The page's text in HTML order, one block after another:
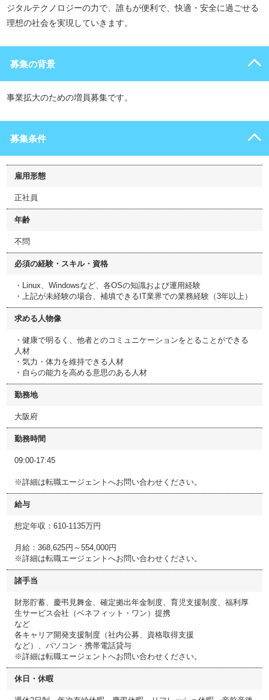
ジタルテクノロジーの力で、誰もが便利で、快適・安全に過ごせる
理想の社会を実現していきます。
募集の背景
事業拡大のための増員募集です。
募集条件
雇用形態
正社員
年齢
不問
必須の経験・スキル・資格
・Linux、Windowsなど、各OSの知識および運用経験
・上記が未経験の場合、補填できるIT業界での業務経験（3年以上）
求める人物像
・健康で明るく、他者とのコミュニケーションをとることができる
人材
・気力・体力を維持できる人材
・自らの能力を高める意思のある人材
勤務地
大阪府
勤務時間
09:00-17:45
※詳細は転職エージェントへお問い合わせください。
給与
想定年収：610-1135万円
月給：368,625円～554,000円
※詳細は転職エージェントへお問い合わせください。
諸手当
財形貯蓄、慶弔見舞金、確定拠出年金制度、育児支援制度、福利厚
生サービス会社（ベネフィット・ワン）提携
など
各キャリア開発支援制度（社内公募、資格取得支援
など）、パソコン・携帯電話貸与
※詳細は転職エージェントへお問い合わせください。
休日・休暇